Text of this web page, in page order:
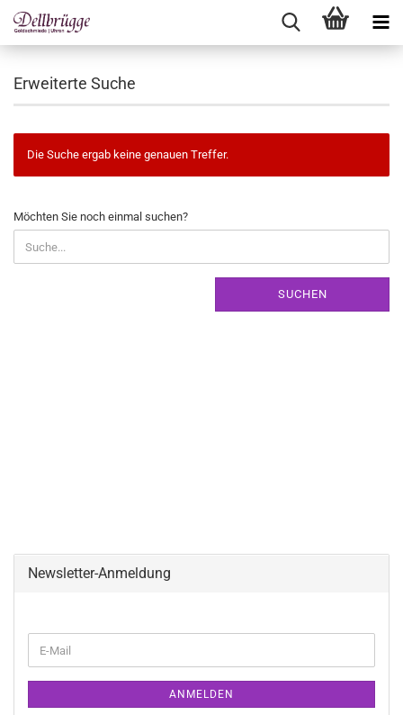
Erweiterte Suche
Die Suche ergab keine genauen Treffer.
MÖCHTEN
SIE
NOCH
EINMAL
Möchten Sie noch einmal suchen?
SUCHEN
Newsletter-Anmeldung
ZUR
E-
Mail
ANMELDEN